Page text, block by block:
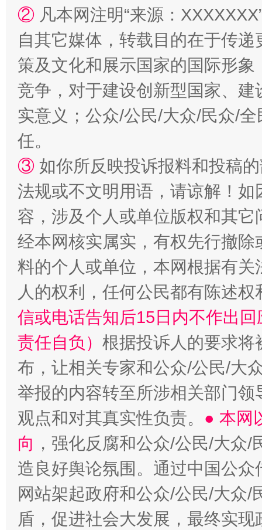
② 凡本网注明“来源：
自其它媒体，转载目的在于传
策及文化和展示国家的国际形
竞争，对于建设创新型国家、
实意义；公众/公民/大众/民众/
任。
③ 如你所反映投诉报料和投稿
法规或不文明用语，请谅解！
容，涉及个人或单位版权和其它
经本网核实属实，有权先行撤
料的个人或单位，本网根据有
人的权利，任何公民都有陈述
信或电话告知后15日内不作出
责任自负） 根据投诉人的要求将
布，让相关专家和公众/公民/大
举报的内容转至所涉相关部门
观点和对其真实性负责。 ● 本网
向 ，强化反腐和公众/公民/大众
造良好舆论氛围。通过中国公
网站架起政府和公众/公民/大众
盾，促进社会大发展，最终实